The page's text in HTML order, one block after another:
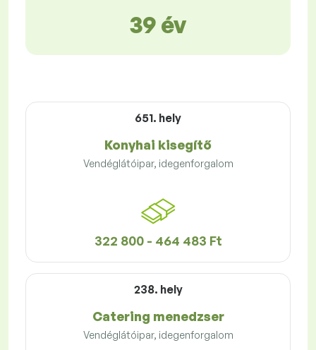
39 év
651. hely
Konyhai kisegítő
Vendéglátóipar, idegenforgalom
322 800 - 464 483 Ft
238. hely
Catering menedzser
Vendéglátóipar, idegenforgalom